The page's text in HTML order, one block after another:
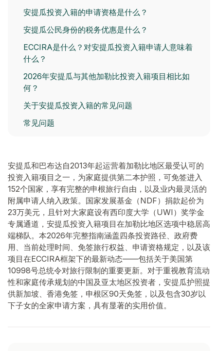
安提瓜投资入籍的申请资格是什么？
安提瓜公民身份的税务优惠是什么？
ECCIRA是什么？对安提瓜投资入籍申请人意味着
什么？
2026年安提瓜与其他加勒比投资入籍项目相比如
何？
关于安提瓜投资入籍的常见问题
常见问题
安提瓜和巴布达自2013年起运营着加勒比地区最受认可的
投资入籍项目之一，为家庭提供第二本护照，可免签进入
152个国家，享有完整的申根旅行自由，以及业内最灵活的
附属申请人纳入政策。国家发展基金（NDF）捐款起价为
23万美元，且针对大家庭设有西印度大学（UWI）奖学金
专属通道，安提瓜投资入籍项目在加勒比地区选项中稳居高
端梯队。本2026年完整指南涵盖四条投资路径、政府费
用、当前处理时间、免签旅行权益、申请资格规定，以及该
项目在ECCIRA框架下的最新动态——包括关于美国第
10998号总统令对旅行限制的重要更新。对于重视教育流动
性和家庭传承规划的中国及亚太地区投资者，安提瓜护照提
供新加坡、香港免签，申根区90天免签，以及包含30岁以
下子女的全家申请方案，具有显著的实用价值。